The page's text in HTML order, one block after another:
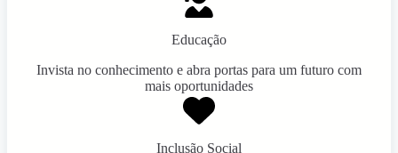
Educação
Invista no conhecimento e abra portas para um futuro com
mais oportunidades
Inclusão Social